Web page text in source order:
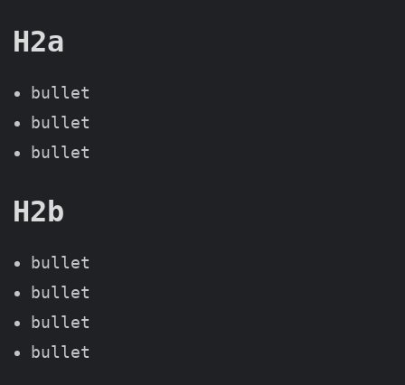
H2a
bullet
bullet
bullet
H2b
bullet
bullet
bullet
bullet